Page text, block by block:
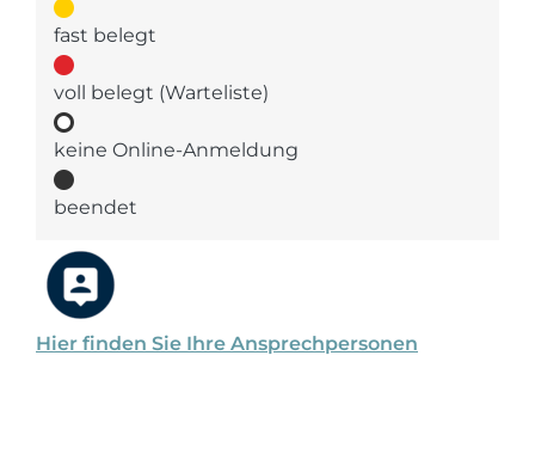
Hier finden Sie Ihre Ansprechpersonen
fast belegt
voll belegt (Warteliste)
keine Online-Anmeldung
beendet